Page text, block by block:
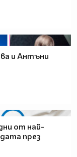
и Антъни
от най-
през